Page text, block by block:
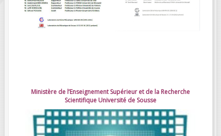
Ministère de l’Enseignement Supérieur et de la Recherche
Scientifique Université de Sousse